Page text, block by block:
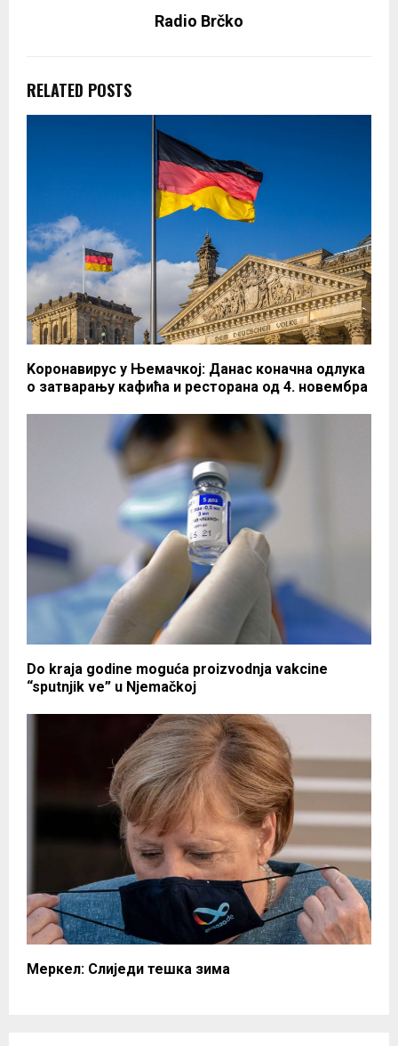
Radio Brčko
RELATED POSTS
Kоронавирус у Њемачкој: Данас коначна одлука
о затварању кафића и ресторана од 4. новембра
Do kraja godine moguća proizvodnja vakcine
“sputnjik ve” u Njemačkoj
Меркел: Слиједи тешка зима